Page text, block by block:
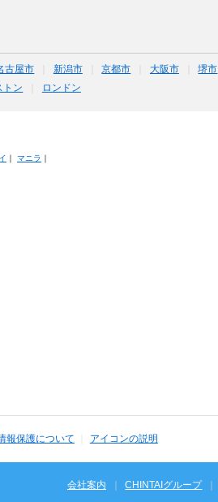
古屋市 新潟市 京都市 大阪市
堺市
トン ロンドン
｜ マニラ ｜
報保護について アイコンの説明
会社案内 CHINTAIグループ